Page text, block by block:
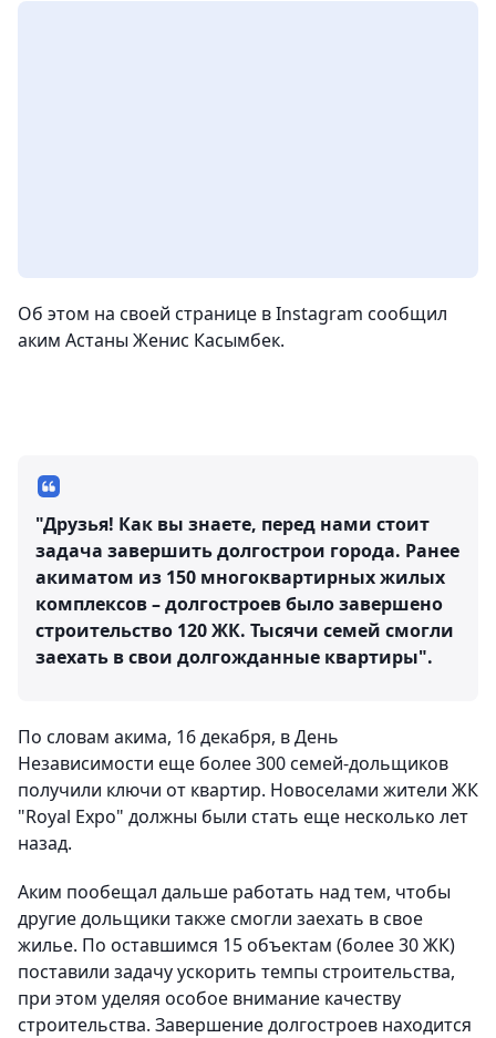
Об этом на своей странице в Instagram сообщил
аким Астаны Женис Касымбек.
"Друзья! Как вы знаете, перед нами стоит
задача завершить долгострои города. Ранее
акиматом из 150 многоквартирных жилых
комплексов – долгостроев было завершено
строительство 120 ЖК. Тысячи семей смогли
заехать в свои долгожданные квартиры".
По словам акима, 16 декабря, в День
Независимости еще более 300 семей-дольщиков
получили ключи от квартир. Новоселами жители ЖК
"Royal Expo" должны были стать еще несколько лет
назад.
Аким пообещал дальше работать над тем, чтобы
другие дольщики также смогли заехать в свое
жилье. По оставшимся 15 объектам (более 30 ЖК)
поставили задачу ускорить темпы строительства,
при этом уделяя особое внимание качеству
строительства. Завершение долгостроев находится